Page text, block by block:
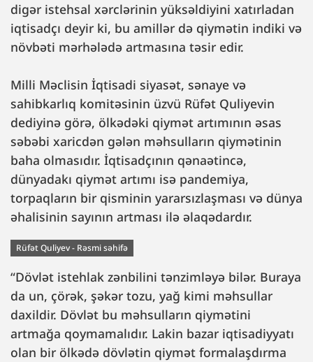
digər istehsal xərclərinin yüksəldiyini xatırladan
iqtisadçı deyir ki, bu amillər də qiymətin indiki və
növbəti mərhələdə artmasına təsir edir.
Milli Məclisin İqtisadi siyasət, sənaye və
sahibkarlıq komitəsinin üzvü Rüfət Quliyevin
dediyinə görə, ölkədəki qiymət artımının əsas
səbəbi xaricdən gələn məhsulların qiymətinin
baha olmasıdır. İqtisadçının qənaətincə,
dünyadakı qiymət artımı isə pandemiya,
torpaqların bir qisminin yararsızlaşması və dünya
əhalisinin sayının artması ilə əlaqədardır.
Rüfət Quliyev - Rəsmi səhifə
“Dövlət istehlak zənbilini tənzimləyə bilər. Buraya
da un, çörək, şəkər tozu, yağ kimi məhsullar
daxildir. Dövlət bu məhsulların qiymətini
artmağa qoymamalıdır. Lakin bazar iqtisadiyyatı
olan bir ölkədə dövlətin qiymət formalaşdırma